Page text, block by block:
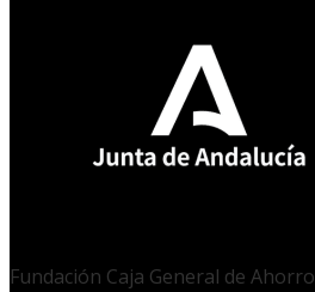
Fundación Caja General de